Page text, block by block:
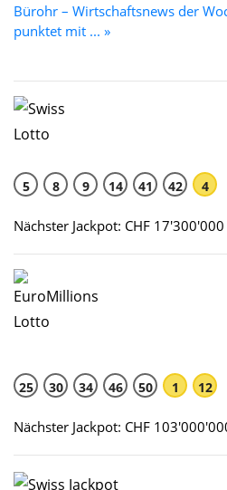
Bürohr – Wirtschaftsnews der
punktet mit ... »
5 8 9 14 41 42 4
Nächster Jackpot: CHF 17'300'000
25 30 34 46 50 1 12
Nächster Jackpot: CHF